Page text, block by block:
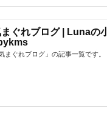
ぐれブログ | Lunaの
気まぐれブログ」の記事一覧です。